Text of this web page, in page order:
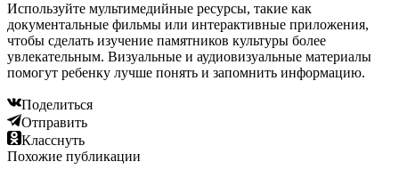
Используйте мультимедийные ресурсы, такие как
документальные фильмы или интерактивные приложения,
чтобы сделать изучение памятников культуры более
увлекательным. Визуальные и аудиовизуальные материалы
помогут ребенку лучше понять и запомнить информацию.
Поделиться
Отправить
Класснуть
Похожие публикации